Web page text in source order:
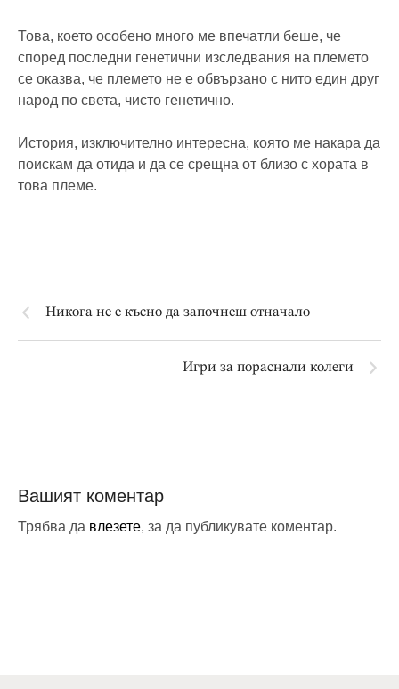
Това, което особено много ме впечатли беше, че
според последни генетични изследвания на племето
се оказва, че племето не е обвързано с нито един друг
народ по света, чисто генетично.
История, изключително интересна, която ме накара да
поискам да отида и да се срещна от близо с хората в
това племе.
Никога не е късно да започнеш отначало
Игри за пораснали колеги
Вашият коментар
Трябва да влезете, за да публикувате коментар.